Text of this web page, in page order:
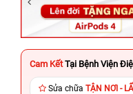
Cam Kết Tại Bệnh Viện
Sửa chữa TẬN NƠI -